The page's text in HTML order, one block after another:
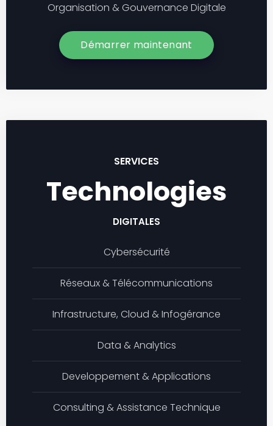
Organisation & Gouvernance Digitale
Démarrer maintenant
SERVICES
Technologies
DIGITALES
Cybersécurité
Réseaux & Télécommunications
Infrastructure, Cloud & Infogérance
Data & Analytics
Developpement & Applications
Consulting & Assistance Technique